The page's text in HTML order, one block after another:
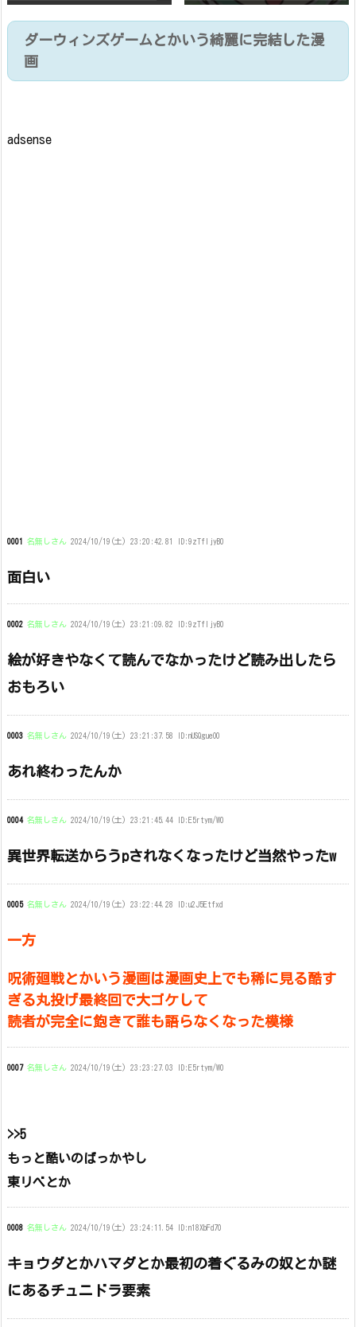
ダーウィンズゲームとかいう綺麗に完結した漫
画
adsense
0001 名無しさん 2024/10/19(土) 23:20:42.81 ID:9zTfljyB0
面白い
0002 名無しさん 2024/10/19(土) 23:21:09.82 ID:9zTfljyB0
絵が好きやなくて読んでなかったけど読み出したら
おもろい
0003 名無しさん 2024/10/19(土) 23:21:37.58 ID:nUSQgueO0
あれ終わったんか
0004 名無しさん 2024/10/19(土) 23:21:45.44 ID:E5rtym/W0
異世界転送からうpされなくなったけど当然やったw
0005 名無しさん 2024/10/19(土) 23:22:44.28 ID:u2J5Etfxd
一方
呪術廻戦とかいう漫画は漫画史上でも稀に見る酷す
ぎる丸投げ最終回で大ゴケして
読者が完全に飽きて誰も語らなくなった模様
0007 名無しさん 2024/10/19(土) 23:23:27.03 ID:E5rtym/W0
>>5
もっと酷いのばっかやし
東リべとか
0008 名無しさん 2024/10/19(土) 23:24:11.54 ID:n18XbFd70
キョウダとかハマダとか最初の着ぐるみの奴とか謎
にあるチュニドラ要素